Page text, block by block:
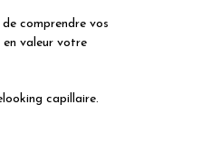
comprendre vos
en valeur votre
capillaire.